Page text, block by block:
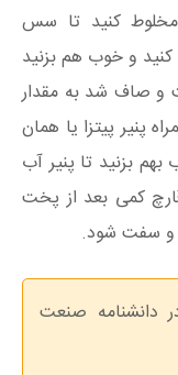
مخلوط کنید تا سس
و خوب هم بزنید
صاف شد به مقدار
پنیر پیتزا یا همان
بزنید تا پنیر آب
کمی بعد از پخت
و سفت شود.
دانشنامه صنعت